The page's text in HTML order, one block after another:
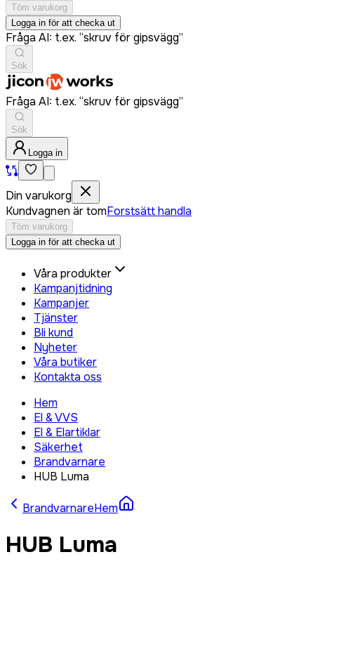
Töm varukorg
Logga in för att checka ut
Fråga AI: t.ex. “skruv för gipsvägg”
Sök
Fråga AI: t.ex. “skruv för gipsvägg”
Sök
Logga in
Din varukorg
Kundvagnen är tomForstsätt handla
Töm varukorg
Logga in för att checka ut
Våra produkter
Kampanjtidning
Kampanjer
Tjänster
Bli kund
Nyheter
Våra butiker
Kontakta oss
Hem
El & VVS
El & Elartiklar
Säkerhet
Brandvarnare
HUB Luma
BrandvarnareHem
HUB Luma